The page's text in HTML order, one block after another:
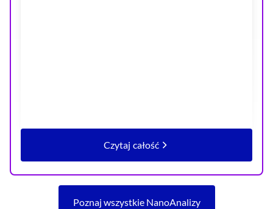
Czytaj całość
artykułu Warszawa na tle
Poznaj wszystkie NanoAnalizy